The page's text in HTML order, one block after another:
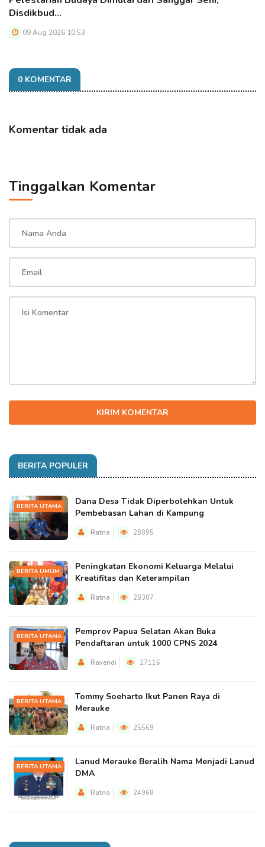
Disdikbud…
09 Aug 2026 10:53
0 KOMENTAR
Komentar tidak ada
Tinggalkan Komentar
KIRIM KOMENTAR
BERITA POPULER
BERITA UTAMA
Dana Desa Tidak Diperbolehkan Untuk
Pembebasan Lahan di Kampung
Ratna 28895
BERITA UMUM
Peningkatan Ekonomi Keluarga Melalui
Kreatifitas dan Keterampilan
Ratna 28307
BERITA UTAMA
Pemprov Papua Selatan Akan Buka
Pendaftaran untuk 1000 CPNS 2024
Rayendi 27116
BERITA UTAMA
Tommy Soeharto Ikut Panen Raya di
Merauke
Ratna 25569
BERITA UTAMA
Lanud Merauke Beralih Nama Menjadi Lanud
DMA
Ratna 24968